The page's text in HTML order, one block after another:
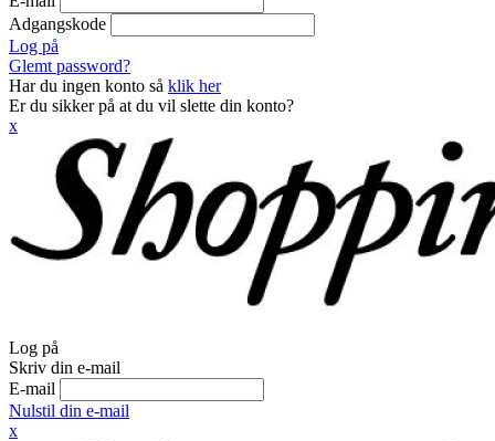
Adgangskode
Log på
Glemt password?
Har du ingen konto så klik her
Er du sikker på at du vil slette din konto?
x
Log på
Skriv din e-mail
E-mail
Nulstil din e-mail
x